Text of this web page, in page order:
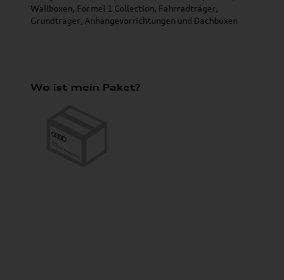
Wallboxen, Formel 1 Collection, Fahrradträger,
Grundträger, Anhängevorrichtungen und Dachboxen
Wo ist mein Paket?